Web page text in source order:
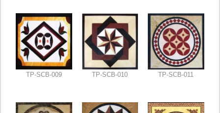
TP-SCB-009 TP-SCB-010 TP-SCB-011